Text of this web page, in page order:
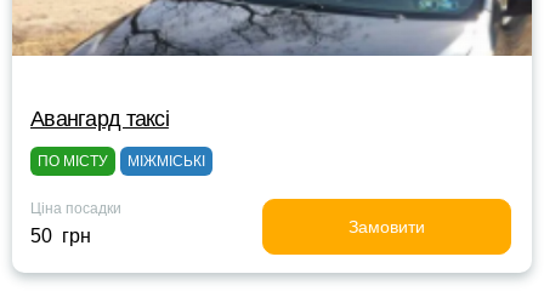
Авангард таксі
ПО МІСТУ МІЖМІСЬКІ
Ціна посадки
50 грн Замовити